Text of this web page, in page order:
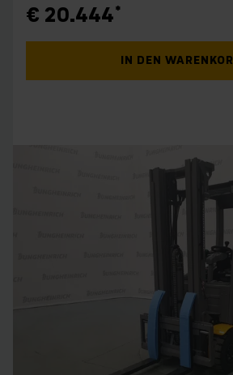
€ 20.444
IN DEN